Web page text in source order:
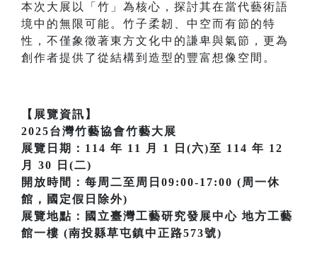
本次大展以「竹」為核心，探討其在當代藝術語
境中的無限可能。竹子柔韌、中空而有節的特
性，不僅象徵著東方文化中的謙卑與氣節，更為
創作者提供了從結構到造型的豐富想像空間。
【展覽資訊】
2025台灣竹藝協會竹藝大展
展覽日期：114 年 11 月 1 日(六)至 114 年 12
月 30 日(二)
開放時間：每周二至周日09:00-17:00 (周一休
館，國定假日除外)
展覽地點：國立臺灣工藝研究發展中心 地方工藝
館一樓 (南投縣草屯鎮中正路573號)